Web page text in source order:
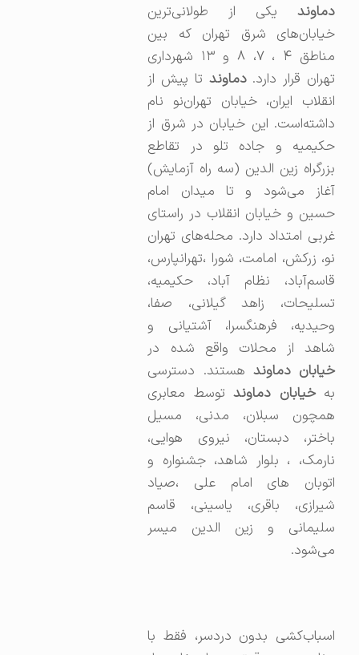
دماوندیکی از طولانی‌ترین
خیابان‌های شرق تهران که بین
مناطق ۴ ، ۷، ۸ و ۱۳ شهرداری
تهران قرار دارد.دماوندتا پیش از
انقلاب ایران، خیابان تهران‌نو نام
داشته‌است. این خیابان در شرق از
حکیمیه و جاده تلو در تقاطع
بزرگراه زین الدین (سه راه آزمایش)
آغاز می‌شود و تا میدان امام
حسین و خیابان انقلاب در راستای
غربی امتداد دارد. محله‌های تهران
نو، زرکش، امامت، شورا ،تهرانپارس،
قاسم‌آباد، نظام آباد، حکیمیه،
تسلیحات، زاهد گیلانی، صفا،
وحیدیه، فرهنگسرا، آشتیانی و
شاهد از محلات واقع شده در
خیابان دماوندهستند. دسترسی
خیابان دماوندتوسط معابری
همچون سبلان، مدنی، مسیل
باختر، دبستان، نیروی هوایی،
نارمک، ، بلوار شاهد، جشنواره و
اتوبان‌ های امام علی ،صیاد
شیرازی، باقری، یاسینی، قاسم
سلیمانی و زین الدین میسر
می‌شود.
اسباب‌کشی بدون دردسر، فقط با